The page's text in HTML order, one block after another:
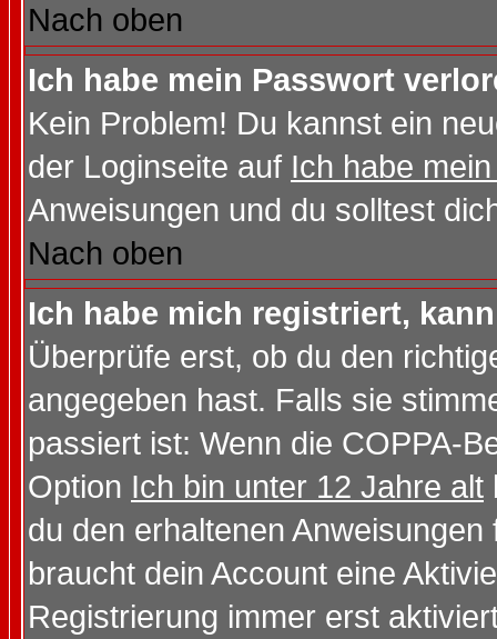
Nach oben
Ich habe mein Passwort
Kein Problem! Du kannst ein
der Loginseite auf Ich habe
Anweisungen und du solltest
Nach oben
Ich habe mich registriert,
Überprüfe erst, ob du den
angegeben hast. Falls sie
passiert ist: Wenn die COPPA-
Option Ich bin unter 12 Jahre alt
du den erhaltenen
braucht dein Account eine
Registrierung immer erst